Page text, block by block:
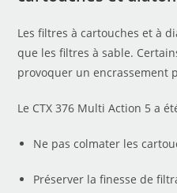
Les filtres à cartouches et à
que les filtres à sable.
provoquer un encrassement
Le CTX 376 Multi Action 5 a
Ne pas colmater les
Préserver la finesse de